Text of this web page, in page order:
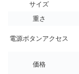
サイズ
重さ
電源ボタンアクセス
価格